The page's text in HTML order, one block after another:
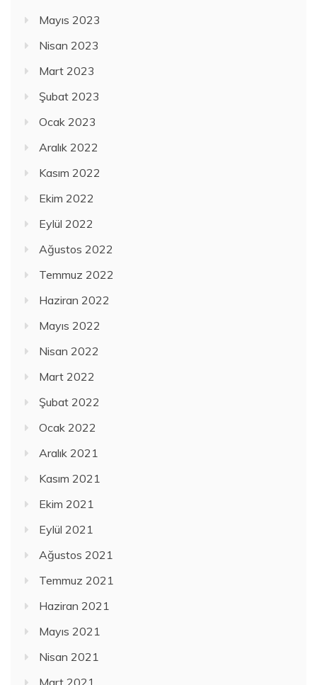
Mayıs 2023
Nisan 2023
Mart 2023
Şubat 2023
Ocak 2023
Aralık 2022
Kasım 2022
Ekim 2022
Eylül 2022
Ağustos 2022
Temmuz 2022
Haziran 2022
Mayıs 2022
Nisan 2022
Mart 2022
Şubat 2022
Ocak 2022
Aralık 2021
Kasım 2021
Ekim 2021
Eylül 2021
Ağustos 2021
Temmuz 2021
Haziran 2021
Mayıs 2021
Nisan 2021
Mart 2021